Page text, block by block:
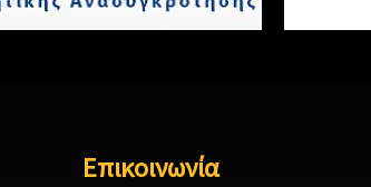
Επικοινωνία